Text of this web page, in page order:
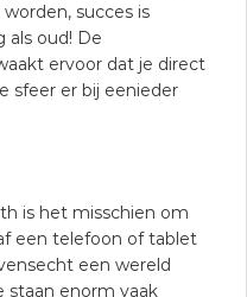
succes is
als oud! De
ervoor dat je direct
sfeer er bij eenieder
is het misschien om
een telefoon of tablet
een wereld
staan enorm vaak